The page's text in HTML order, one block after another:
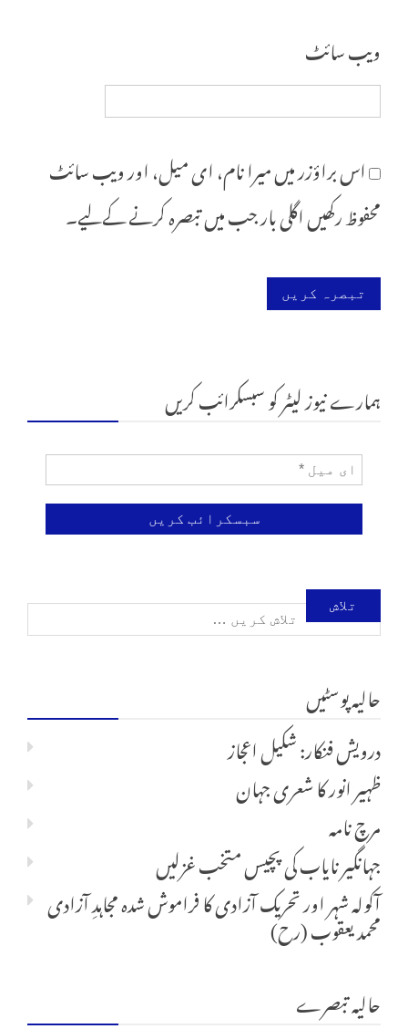
ویب‌ سائٹ
اس براؤزر میں میرا نام، ای میل، اور ویب سائٹ
محفوظ رکھیں اگلی بار جب میں تبصرہ کرنے کےلیے۔
ہمارے نیوز لیٹر کو سبسکرائب کریں
تلاش
برائے:
حالیہ پوسٹیں
درویش فنکار: شکیل اعجاز
ظہیر انور کا شعری جہان
مرچ نامہ
جہانگیر نایاب کی پچیس متخب غزلیں
آکولہ شہر اور تحریک آزادی کا فراموش شدہ مجاہدِ آزادی
محمد یعقوب (رح)
حالیہ تبصرے